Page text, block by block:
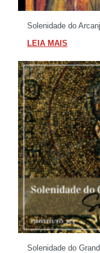
Solenidade do
LEIA MAIS
Solenidade do